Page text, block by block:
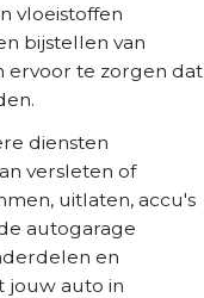
vloeistoffen
bijstellen van
ervoor te zorgen dat
diensten
versleten of
uitlaten, accu's
autogarage
en
jouw auto in